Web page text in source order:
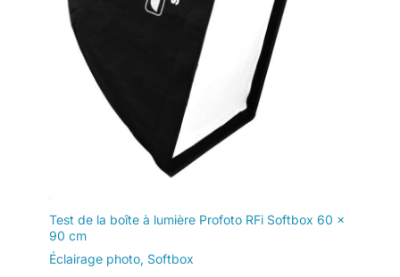
Test de la boîte à lumière Profoto RFi Softbox 60 x
90 cm
Éclairage photo, Softbox